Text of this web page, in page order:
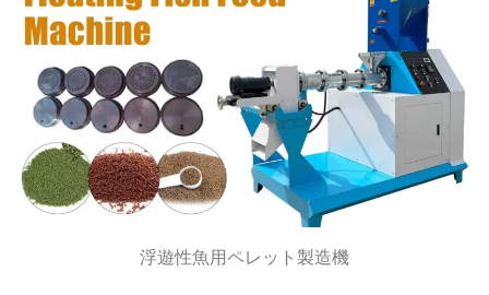
浮遊性魚用ペレット製造機